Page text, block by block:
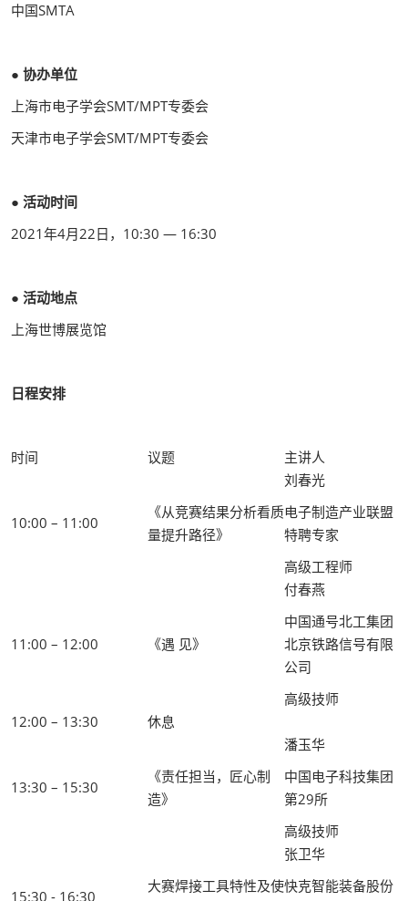
中国SMTA
● 协办单位
上海市电子学会SMT/MPT专委会
天津市电子学会SMT/MPT专委会
● 活动时间
2021年4月22日，10:30 — 16:30
● 活动地点
上海世博展览馆
日程安排
时间 议题 主讲人
10:00 – 11:00
《从竞赛结果分析看质
量提升路径》
刘春光
电子制造产业联盟
特聘专家
高级工程师
11:00 – 12:00 《遇 见》
付春燕
中国通号北工集团
北京铁路信号有限
公司
高级技师
12:00 – 13:30
休息
13:30 – 15:30
《责任担当，匠心制
造》
潘玉华
中国电子科技集团
第29所
高级技师
15:30 - 16:30
大赛焊接工具特性及使
张卫华
快克智能装备股份